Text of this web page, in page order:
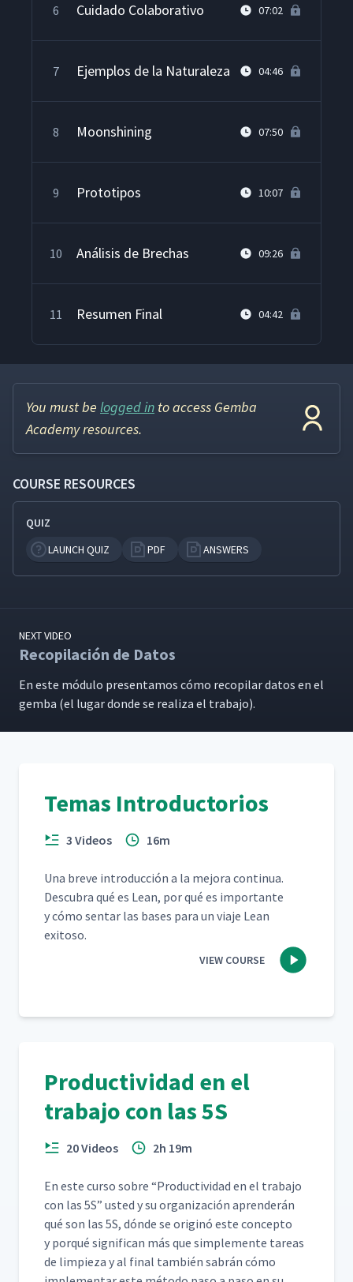
6 Cuidado Colaborativo 07:02
7 Ejemplos de la Naturaleza 04:46
8 Moonshining 07:50
9 Prototipos 10:07
10 Análisis de Brechas 09:26
11 Resumen Final 04:42
You must be logged in to access Gemba
Academy resources.
COURSE RESOURCES
QUIZ
LAUNCH QUIZ
PDF ANSWERS
NEXT VIDEO
Recopilación de Datos
En este módu­lo pre­sen­ta­mos cómo recopi­lar datos en el
gem­ba (el lugar donde se real­iza el trabajo).
Temas Introductorios
3 Videos 16m
Una breve intro­duc­ción a la mejo­ra con­tin­ua.
Des­cubra qué es Lean, por qué es impor­tante
y cómo sen­tar las bases para un via­je Lean
exitoso.
VIEW COURSE
Productividad en el
trabajo con las 5S
20 Videos 2h 19m
En este cur­so sobre “Pro­duc­tivi­dad en el tra­ba­jo
con las 5S” ust­ed y su orga­ni­zación apren­derán
qué son las 5S, dónde se orig­inó este con­cep­to
y porqué sig­nif­i­can más que sim­ple­mente tar­eas
de limpieza y al final tam­bién sabrán cómo